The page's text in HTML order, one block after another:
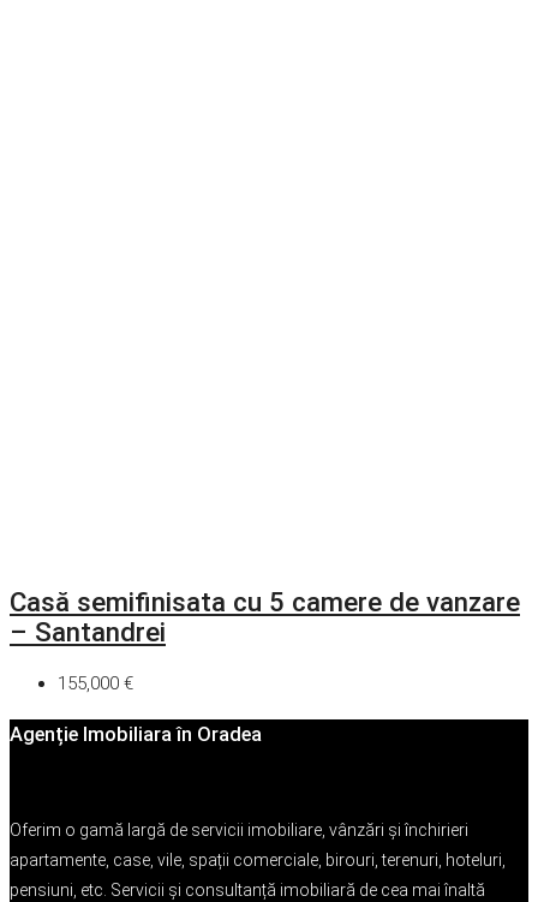
Casă semifinisata cu 5 camere de vanzare
– Santandrei
155,000 €
Agenție Imobiliara în Oradea
Oferim o gamă largă de servicii imobiliare, vânzări și închirieri
apartamente, case, vile, spații comerciale, birouri, terenuri, hoteluri,
pensiuni, etc. Servicii și consultanță imobiliară de cea mai înaltă